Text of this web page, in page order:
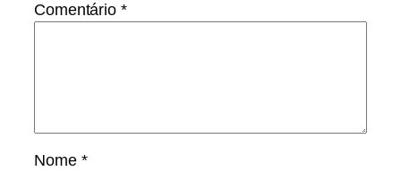
Comentário *
Nome *